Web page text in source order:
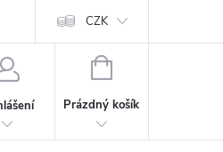
CZK
NÁKUPNÍ
Prázdný košík